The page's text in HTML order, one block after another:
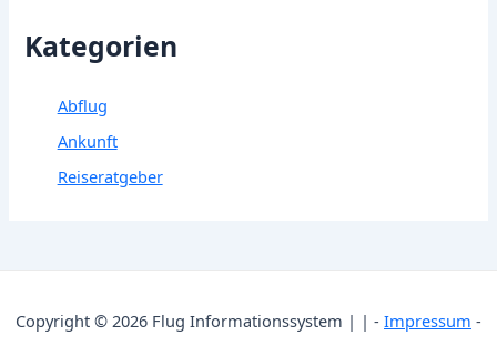
Kategorien
Abflug
Ankunft
Reiseratgeber
Copyright © 2026 Flug Informationssystem | | - Impressum -